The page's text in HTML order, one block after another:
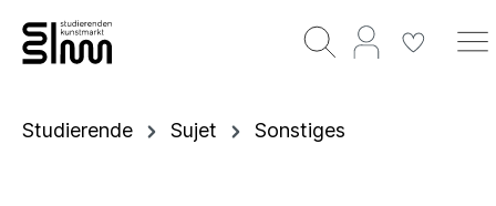
Studierende Sujet Sonstiges